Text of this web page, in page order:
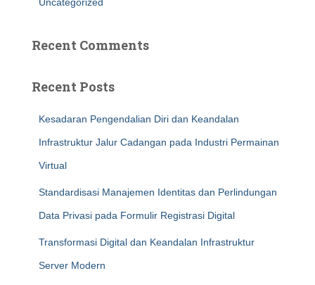
Recent Comments
Recent Posts
Kesadaran Pengendalian Diri dan Keandalan
Infrastruktur Jalur Cadangan pada Industri Permainan
Virtual
Standardisasi Manajemen Identitas dan Perlindungan
Data Privasi pada Formulir Registrasi Digital
Transformasi Digital dan Keandalan Infrastruktur
Server Modern